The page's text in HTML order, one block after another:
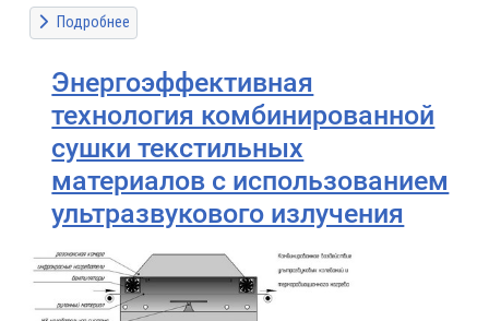
Подробнее
Энергоэффективная
технология комбинированной
сушки текстильных
материалов с использованием
ультразвукового излучения